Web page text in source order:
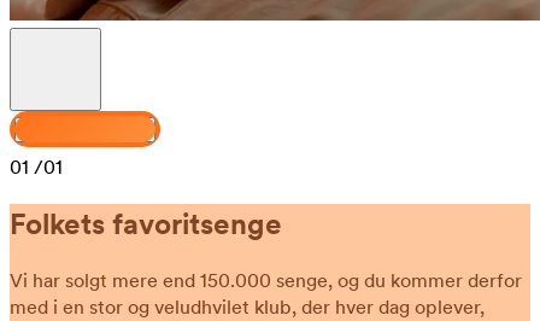
01 /01
Folkets favoritsenge
Vi har solgt mere end 150.000 senge, og du kommer derfor
med i en stor og veludhvilet klub, der hver dag oplever,